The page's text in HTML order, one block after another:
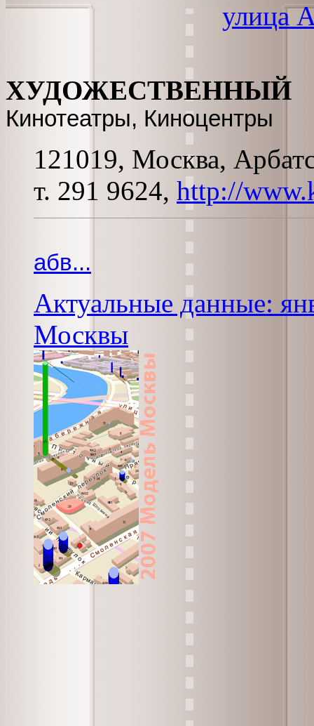
улица
ХУДОЖЕСТВЕННЫЙ
Кинотеатры, Киноцентры
121019, Москва,
т. 291 9624, http://
абв...
Актуальные данные:
Москвы